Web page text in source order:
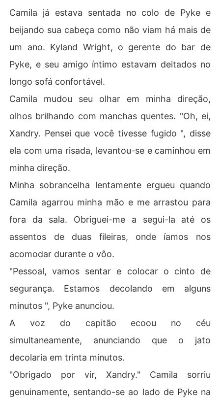
Camila já estava sentada no colo de Pyke e
beijando sua cabeça como não viam há mais de
um ano. Kyland Wright, o gerente do bar de
Pyke, e seu amigo íntimo estavam deitados no
longo sofá confortável.
Camila mudou seu olhar em minha direção,
olhos brilhando com manchas quentes. "Oh, ei,
Xandry. Pensei que você tivesse fugido ", disse
ela com uma risada, levantou-se e caminhou em
minha direção.
Minha sobrancelha lentamente ergueu quando
Camila agarrou minha mão e me arrastou para
fora da sala. Obriguei-me a segui-la até os
assentos de duas fileiras, onde íamos nos
acomodar durante o vôo.
"Pessoal, vamos sentar e colocar o cinto de
segurança. Estamos decolando em alguns
minutos ", Pyke anunciou.
A voz do capitão ecoou no céu
simultaneamente, anunciando que o jato
decolaria em trinta minutos.
"Obrigado por vir, Xandry." Camila sorriu
genuinamente, sentando-se ao lado de Pyke na